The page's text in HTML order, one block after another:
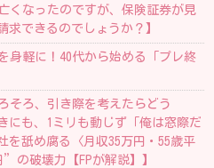
くなったのですが、保険証券が見
求できるのでしょうか？】
身軽に！40代から始める「プレ終
そろ、引き際を考えたらどう
にも、1ミリも動じず「俺は窓際だ
舐め腐る〈月収35万円・55歳平
の破壊力【FPが解説】】